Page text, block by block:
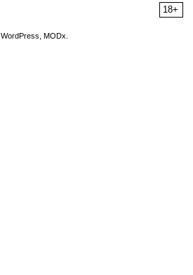
18+
WordPress, MODx.